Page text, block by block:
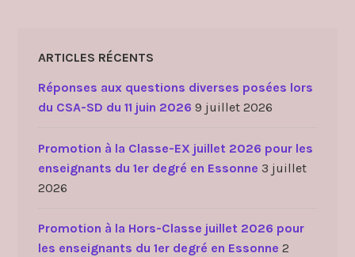
ARTICLES RÉCENTS
Réponses aux questions diverses posées lors
du CSA-SD du 11 juin 2026 9 juillet 2026
Promotion à la Classe-EX juillet 2026 pour les
enseignants du 1er degré en Essonne 3 juillet
2026
Promotion à la Hors-Classe juillet 2026 pour
les enseignants du 1er degré en Essonne 2